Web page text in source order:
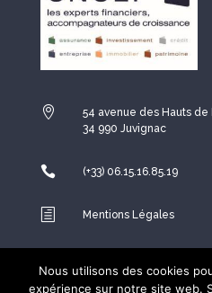

54 avenue des Hauts de
34 990 Juvignac
 (+33) 06.15.16.85.19
h Mentions Légales
Nous utilisons des cookies
expérience sur notre site web.